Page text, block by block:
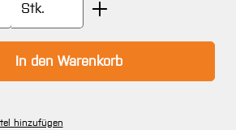
Stk.
In den Warenkorb
hinzufügen